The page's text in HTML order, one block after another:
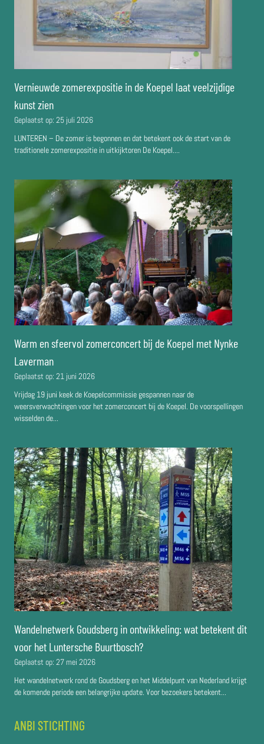
Vernieuwde zomerexpositie in de Koepel laat veelzijdige
kunst zien
Geplaatst op: 25 juli 2026
LUNTEREN – De zomer is begonnen en dat betekent ook de start van de
traditionele zomerexpositie in uitkijktoren De Koepel....
Warm en sfeervol zomerconcert bij de Koepel met Nynke
Laverman
Geplaatst op: 21 juni 2026
Vrijdag 19 juni keek de Koepelcommissie gespannen naar de
weersverwachtingen voor het zomerconcert bij de Koepel. De voorspellingen
wisselden de...
Wandelnetwerk Goudsberg in ontwikkeling: wat betekent dit
voor het Luntersche Buurtbosch?
Geplaatst op: 27 mei 2026
Het wandelnetwerk rond de Goudsberg en het Middelpunt van Nederland krijgt
de komende periode een belangrijke update. Voor bezoekers betekent...
ANBI STICHTING